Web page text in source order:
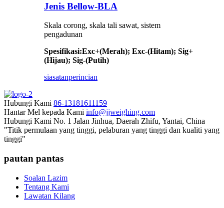
Jenis Bellow-BLA
Skala corong, skala tali sawat, sistem
pengadunan
Spesifikasi:Exc+(Merah); Exc-(Hitam); Sig+
(Hijau); Sig-(Putih)
siasatanperincian
Hubungi Kami 86-13181611159
Hantar Mel kepada Kami info@jjweighing.com
Hubungi Kami No. 1 Jalan Jinhua, Daerah Zhifu, Yantai, China
"Titik permulaan yang tinggi, pelaburan yang tinggi dan kualiti yang
tinggi"
pautan pantas
Soalan Lazim
Tentang Kami
Lawatan Kilang